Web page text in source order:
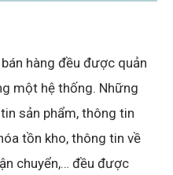
hàng đều được quản
một hệ thống. Những
sản phẩm, thông tin
tồn kho, thông tin về
chuyển,… đều được